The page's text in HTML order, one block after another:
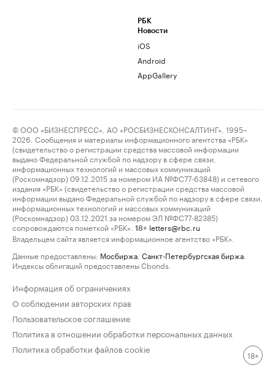
РБК
Новости
iOS
Android
AppGallery
© ООО «БИЗНЕСПРЕСС», АО «РОСБИЗНЕСКОНСАЛТИНГ», 1995–
2026. Сообщения и материалы информационного агентства «РБК»
(свидетельство о регистрации средства массовой информации
выдано Федеральной службой по надзору в сфере связи,
информационных технологий и массовых коммуникаций
(Роскомнадзор) 09.12.2015 за номером ИА №ФС77-63848) и сетевого
издания «РБК» (свидетельство о регистрации средства массовой
информации выдано Федеральной службой по надзору в сфере связи,
информационных технологий и массовых коммуникаций
(Роскомнадзор) 03.12.2021 за номером ЭЛ №ФС77-82385)
сопровождаются пометкой «РБК».
18+ letters@rbc.ru
Владельцем сайта является информационное агентство «РБК».
Данные предоставлены: Мосбиржа Санкт-Петербургская биржа
Индексы облигаций предоставлены Cbonds.
Информация об ограничениях
О соблюдении авторских прав
Пользовательское соглашение
Политика в отношении обработки персональных данных
Политика обработки файлов cookie
18+